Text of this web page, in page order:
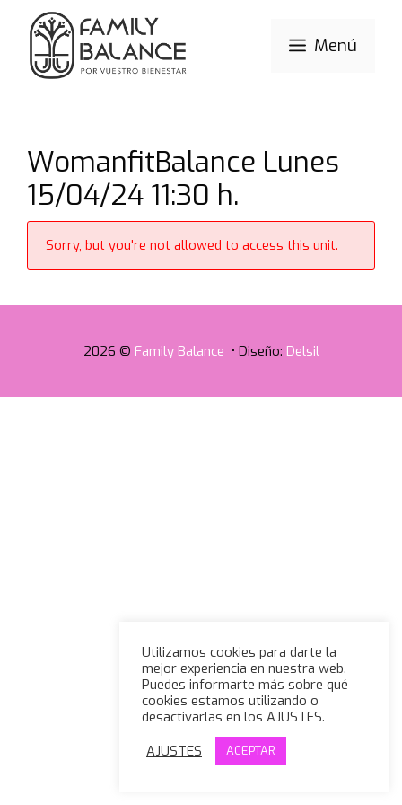
Saltar
contenido
Menú
WomanfitBalance Lunes
15/04/24 11:30 h.
Sorry, but you're not allowed to access this unit.
2026 © Family Balance • Diseño: Delsil
Utilizamos cookies para darte la
mejor experiencia en nuestra web.
Puedes informarte más sobre qué
cookies estamos utilizando o
desactivarlas en los AJUSTES.
AJUSTES
ACEPTAR